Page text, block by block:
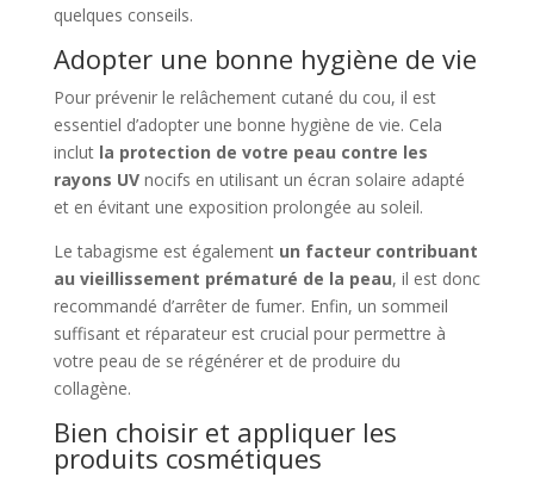
quelques conseils.
Adopter une bonne hygiène de vie
Pour prévenir le relâchement cutané du cou, il est
essentiel d’adopter une bonne hygiène de vie. Cela
inclut la protection de votre peau contre les
rayons UVnocifs en utilisant un écran solaire adapté
et en évitant une exposition prolongée au soleil.
Le tabagisme est également un facteur contribuant
au vieillissement prématuré de la peau, il est donc
recommandé d’arrêter de fumer. Enfin, un sommeil
suffisant et réparateur est crucial pour permettre à
votre peau de se régénérer et de produire du
collagène.
Bien choisir et appliquer les
produits cosmétiques